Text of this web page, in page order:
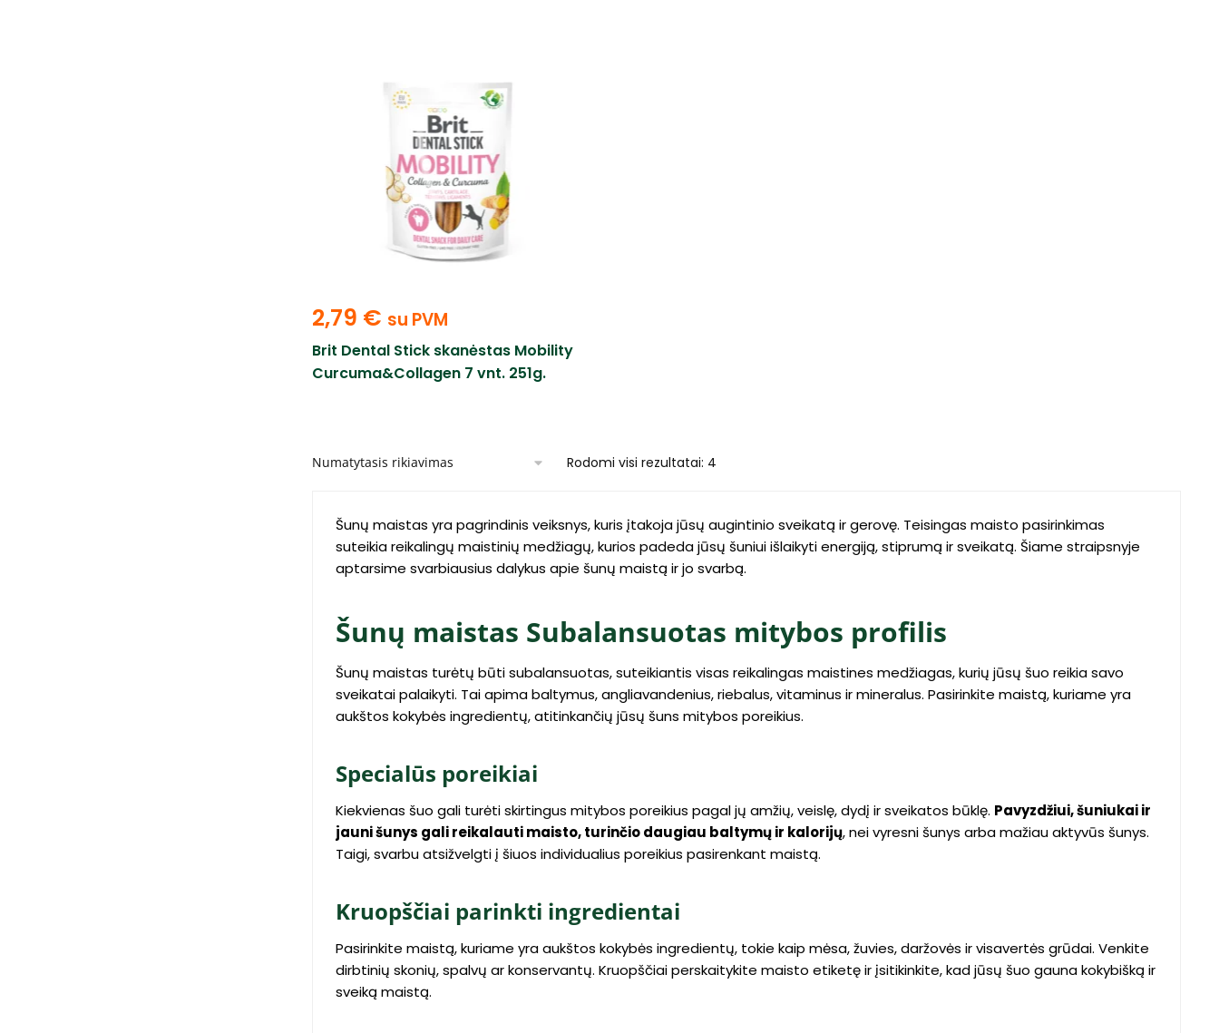
2,79 € su PVM
Brit Dental Stick skanėstas Mobility
Curcuma&Collagen 7 vnt. 251g.
Rodomi visi rezultatai: 4
Šunų maistas yra pagrindinis veiksnys, kuris įtakoja jūsų augintinio sveikatą ir gerovę. Teisingas maisto pasirinkimas
suteikia reikalingų maistinių medžiagų, kurios padeda jūsų šuniui išlaikyti energiją, stiprumą ir sveikatą. Šiame straipsnyje
aptarsime svarbiausius dalykus apie šunų maistą ir jo svarbą.
Šunų maistas Subalansuotas mitybos profilis
Šunų maistas turėtų būti subalansuotas, suteikiantis visas reikalingas maistines medžiagas, kurių jūsų šuo reikia savo
sveikatai palaikyti. Tai apima baltymus, angliavandenius, riebalus, vitaminus ir mineralus. Pasirinkite maistą, kuriame yra
aukštos kokybės ingredientų, atitinkančių jūsų šuns mitybos poreikius.
Specialūs poreikiai
Kiekvienas šuo gali turėti skirtingus mitybos poreikius pagal jų amžių, veislę, dydį ir sveikatos būklę. Pavyzdžiui, šuniukai ir
jauni šunys gali reikalauti maisto, turinčio daugiau baltymų ir kalorijų, nei vyresni šunys arba mažiau aktyvūs šunys.
Taigi, svarbu atsižvelgti į šiuos individualius poreikius pasirenkant maistą.
Kruopščiai parinkti ingredientai
Pasirinkite maistą, kuriame yra aukštos kokybės ingredientų, tokie kaip mėsa, žuvies, daržovės ir visavertės grūdai. Venkite
dirbtinių skonių, spalvų ar konservantų. Kruopščiai perskaitykite maisto etiketę ir įsitikinkite, kad jūsų šuo gauna kokybišką ir
sveiką maistą.